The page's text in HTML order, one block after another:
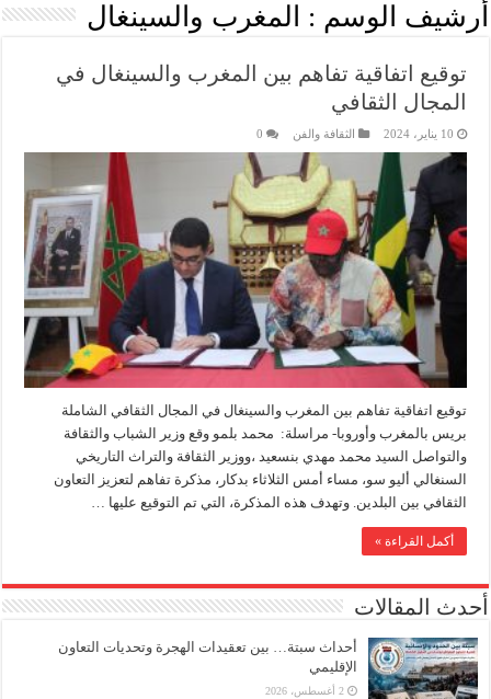
أرشيف الوسم : المغرب والسينغال
توقيع اتفاقية تفاهم بين المغرب والسينغال في
المجال الثقافي
10 يناير، 2024 الثقافة والفن 0
توقيع اتفاقية تفاهم بين المغرب والسينغال في المجال الثقافي الشاملة
بريس بالمغرب وأوروبا- مراسلة: محمد بلمو وقع وزير الشباب والثقافة
والتواصل السيد محمد مهدي بنسعيد ،ووزير الثقافة والتراث التاريخي
السنغالي أليو سو، مساء أمس الثلاثاء بدكار، مذكرة تفاهم لتعزيز التعاون
الثقافي بين البلدين. وتهدف هذه المذكرة، التي تم التوقيع عليها …
أكمل القراءة »
أحدث المقالات
أحداث سبتة… بين تعقيدات الهجرة وتحديات التعاون
الإقليمي
2 أغسطس، 2026